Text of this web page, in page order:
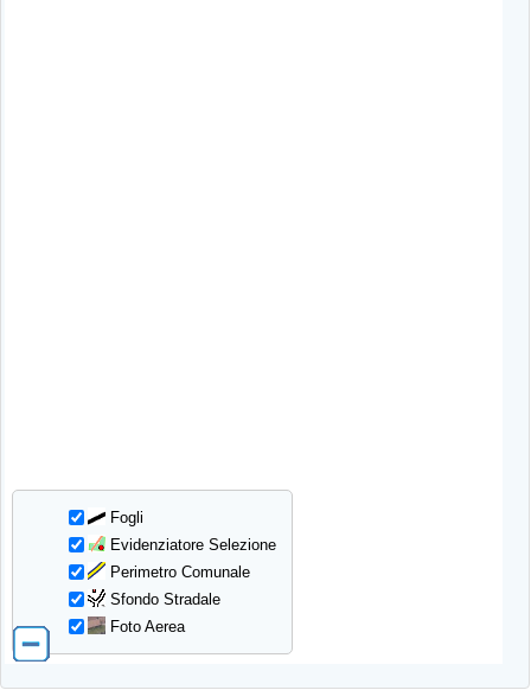
Fogli
Evidenziatore Selezione
Perimetro Comunale
Sfondo Stradale
Foto Aerea